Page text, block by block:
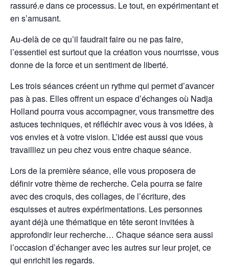
rassuré.e dans ce processus. Le tout, en expérimentant et
en s’amusant.
Au-delà de ce qu’il faudrait faire ou ne pas faire,
l’essentiel est surtout que la création vous nourrisse, vous
donne de la force et un sentiment de liberté.
Les trois séances créent un rythme qui permet d’avancer
pas à pas. Elles offrent un espace d’échanges où Nadja
Holland pourra vous accompagner, vous transmettre des
astuces techniques, et réfléchir avec vous à vos idées, à
vos envies et à votre vision. L’idée est aussi que vous
travailliez un peu chez vous entre chaque séance.
Lors de la première séance, elle vous proposera de
définir votre thème de recherche. Cela pourra se faire
avec des croquis, des collages, de l’écriture, des
esquisses et autres expérimentations. Les personnes
ayant déjà une thématique en tête seront invitées à
approfondir leur recherche… Chaque séance sera aussi
l’occasion d’échanger avec les autres sur leur projet, ce
qui enrichit les regards.